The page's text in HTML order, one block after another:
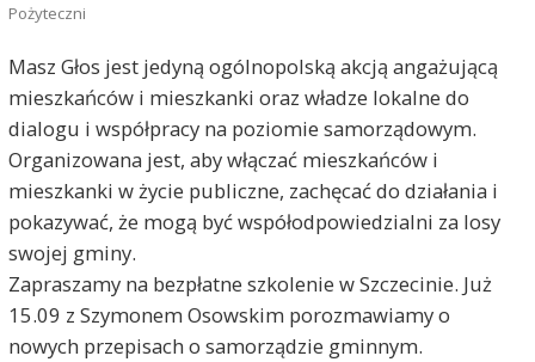
Pożyteczni
Masz Głos jest jedyną ogólnopolską akcją angażującą
mieszkańców i mieszkanki oraz władze lokalne do
dialogu i współpracy na poziomie samorządowym.
Organizowana jest, aby włączać mieszkańców i
mieszkanki w życie publiczne, zachęcać do działania i
pokazywać, że mogą być współodpowiedzialni za losy
swojej gminy.
Zapraszamy na bezpłatne szkolenie w Szczecinie. Już
15.09 z Szymonem Osowskim porozmawiamy o
nowych przepisach o samorządzie gminnym.